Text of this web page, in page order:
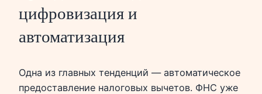
цифровизация и
автоматизация
Одна из главных тенденций — автоматическое
предоставление налоговых вычетов. ФНС уже